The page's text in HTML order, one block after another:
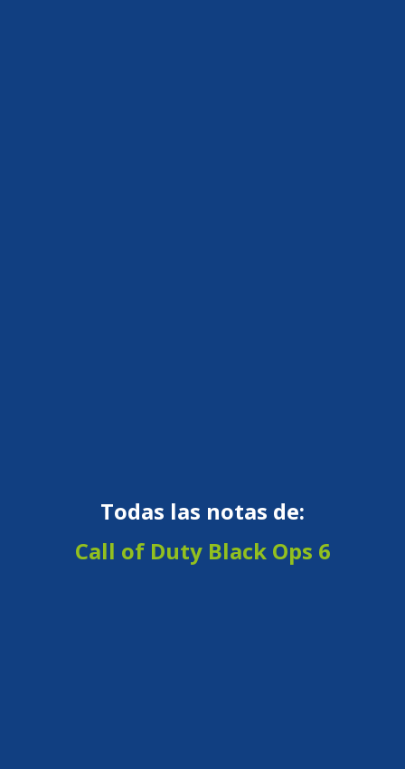
Todas las notas de:
Call of Duty Black Ops 6